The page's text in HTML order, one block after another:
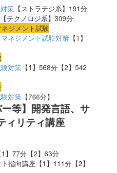
策 【ストラテジ系】191分
テクノロジ系】309分
ジメント試験
ネジメント試験対策 【1】
対策 【1】568分【2】542
対策 【766分】
ー等】開発言語、サ
ィリティ講座
】77分【2】63分
指向講座【1】111分【2】